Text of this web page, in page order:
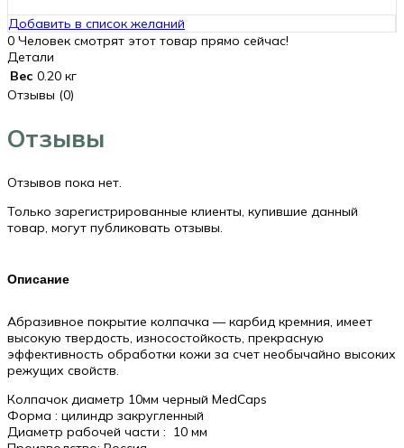
Добавить в список желаний
0 Человек смотрят этот товар прямо сейчас!
Детали
Вес 0.20 кг
Отзывы (0)
Отзывы
Отзывов пока нет.
Только зарегистрированные клиенты, купившие данный
товар, могут публиковать отзывы.
Описание
Абразивное покрытие колпачка — карбид кремния, имеет
высокую твердость, износостойкость, прекрасную
эффективность обработки кожи за счет необычайно высоких
режущих свойств.
Колпачок диаметр 10мм черный MedCaps
Форма : цилиндр закругленный
Диаметр рабочей части : 10 мм